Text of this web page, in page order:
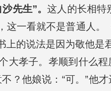
先生”。这人的长相特
这一看就不是普通人
的说法是因为敬他是
大孝子。孝顺到什么
？他娘说：“可。”他